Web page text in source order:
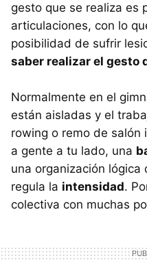
gesto que se realiza es
articulaciones, con lo
posibilidad de sufrir
saber realizar el gesto
Normalmente en el
están aisladas y el
rowing o remo de salón
a gente a tu lado, una
una organización
regula la intensidad.
colectiva con muchas